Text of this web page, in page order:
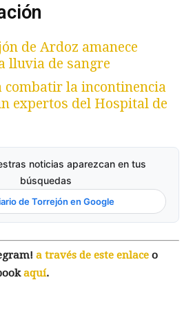
de Ardoz amanece
lluvia de sangre
combatir la incontinencia
expertos del Hospital de
noticias aparezcan en tus
búsquedas
de Torrejón en Google
a través de este enlace o
aquí.